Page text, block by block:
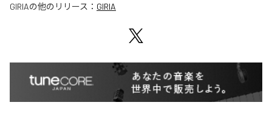
GIRIAの他のリリース： GIRIA